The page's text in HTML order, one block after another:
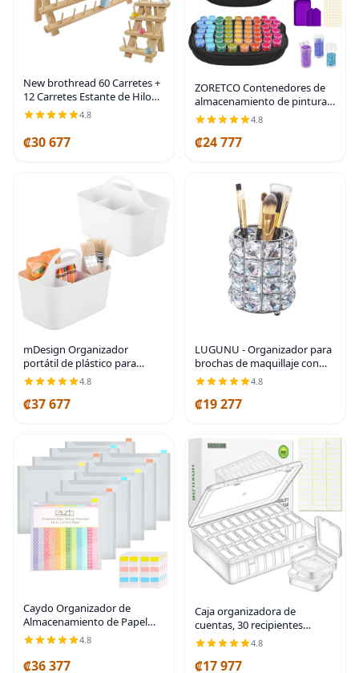
New brothread 60 Carretes +
12 Carretes Estante de Hilo
de Madera/Soporte
Organizador de Hilo con
Ganchos Colgantes para
Hilos de Bordado, Acolchado
4.8
₡30 677
ZORETCO Contenedores de
almacenamiento de pintura
de diamantes, 60 ranuras,
kits de pintura de diamantes,
accesorios y herramientas de
4.8
₡24 777
mDesign Organizador
portátil de plástico para
manualidades, cesta dividida
con asa, para manualidades,
costura, suministros de arte,
4.8
₡37 677
LUGUNU - Organizador para
brochas de maquillaje con
brillo de cristal dorado
personalizado, con peine de
oro, caja de almacenamiento
4.8
₡19 277
Caydo Organizador de
Almacenamiento de Papel
para Álbum de Recortes con
60 Pestañas de Índice
Adhesivas, Paquete de 10
4.8
₡36 377
Caja organizadora de
cuentas, 30 recipientes
pequeños de plástico
transparente, caja de
almacenamiento para
4.8
₡17 977